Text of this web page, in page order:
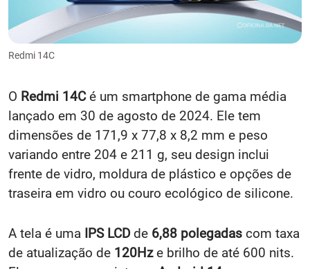
Redmi 14C
O Redmi 14Cé um smartphone de gama média
lançado em 30 de agosto de 2024. Ele tem
dimensões de 171,9 x 77,8 x 8,2 mm e peso
variando entre 204 e 211 g, seu design inclui
frente de vidro, moldura de plástico e opções de
traseira em vidro ou couro ecológico de silicone.
A tela é uma IPS LCD de 6,88 polegadas com taxa
de atualização de 120Hze brilho de até 600 nits.